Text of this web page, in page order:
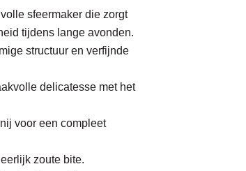
sfeermaker die zorgt
tijdens lange avonden.
structuur en verfijnde
delicatesse met het
voor een compleet
zoute bite.